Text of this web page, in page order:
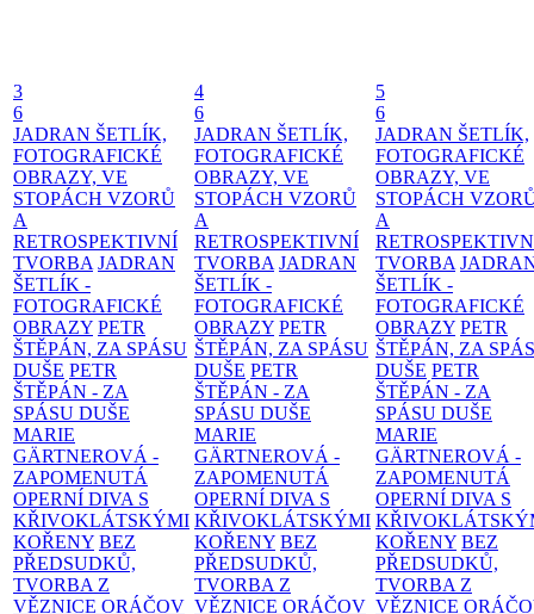
3
6
JADRAN ŠETLÍK,
FOTOGRAFICKÉ
OBRAZY, VE
STOPÁCH VZORŮ
A
RETROSPEKTIVNÍ
TVORBA JADRAN
ŠETLÍK -
FOTOGRAFICKÉ
OBRAZY PETR
ŠTĚPÁN, ZA SPÁSU
DUŠE PETR
ŠTĚPÁN - ZA
SPÁSU DUŠE
MARIE
GÄRTNEROVÁ -
ZAPOMENUTÁ
OPERNÍ DIVA S
KŘIVOKLÁTSKÝMI
KOŘENY BEZ
PŘEDSUDKŮ,
TVORBA Z
VĚZNICE ORÁČOV
4
6
JADRAN ŠETLÍK,
FOTOGRAFICKÉ
OBRAZY, VE
STOPÁCH VZORŮ
A
RETROSPEKTIVNÍ
TVORBA JADRAN
ŠETLÍK -
FOTOGRAFICKÉ
OBRAZY PETR
ŠTĚPÁN, ZA SPÁSU
DUŠE PETR
ŠTĚPÁN - ZA
SPÁSU DUŠE
MARIE
GÄRTNEROVÁ -
ZAPOMENUTÁ
OPERNÍ DIVA S
KŘIVOKLÁTSKÝMI
KOŘENY BEZ
PŘEDSUDKŮ,
TVORBA Z
VĚZNICE ORÁČOV
5
6
JADRAN ŠETLÍK,
FOTOGRAFICKÉ
OBRAZY, VE
STOPÁCH
A
TVORBA
ŠETLÍK -
FOTOGRAFICKÉ
OBRAZY PETR
ŠTĚPÁN, ZA
DUŠE PETR
ŠTĚPÁN - ZA
SPÁSU DUŠE
MARIE
GÄRTNEROVÁ -
ZAPOMENUTÁ
OPERNÍ DIVA S
KOŘENY BEZ
PŘEDSUDKŮ,
TVORBA Z
VĚZNICE